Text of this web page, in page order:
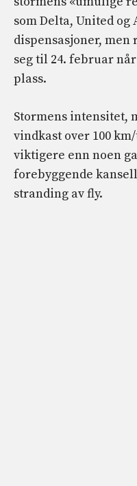
som Delta, United
dispensasjoner,
seg til 24. februar
plass.
Stormens intensitet,
vindkast over 100
viktigere enn noen
forebyggende
stranding av fly.